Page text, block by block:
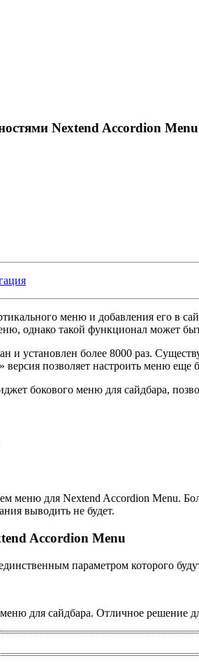
Nextend Accordion Menu
меню и добавления его в
однако такой функционал может
установлен более 8000 раз.
позволяет настроить меню
бокового меню для сайдбара,
меню для Nextend Accordion Menu.
выводить не будет.
Accordion Menu
параметром которого
для сайдбара. Отличное решение